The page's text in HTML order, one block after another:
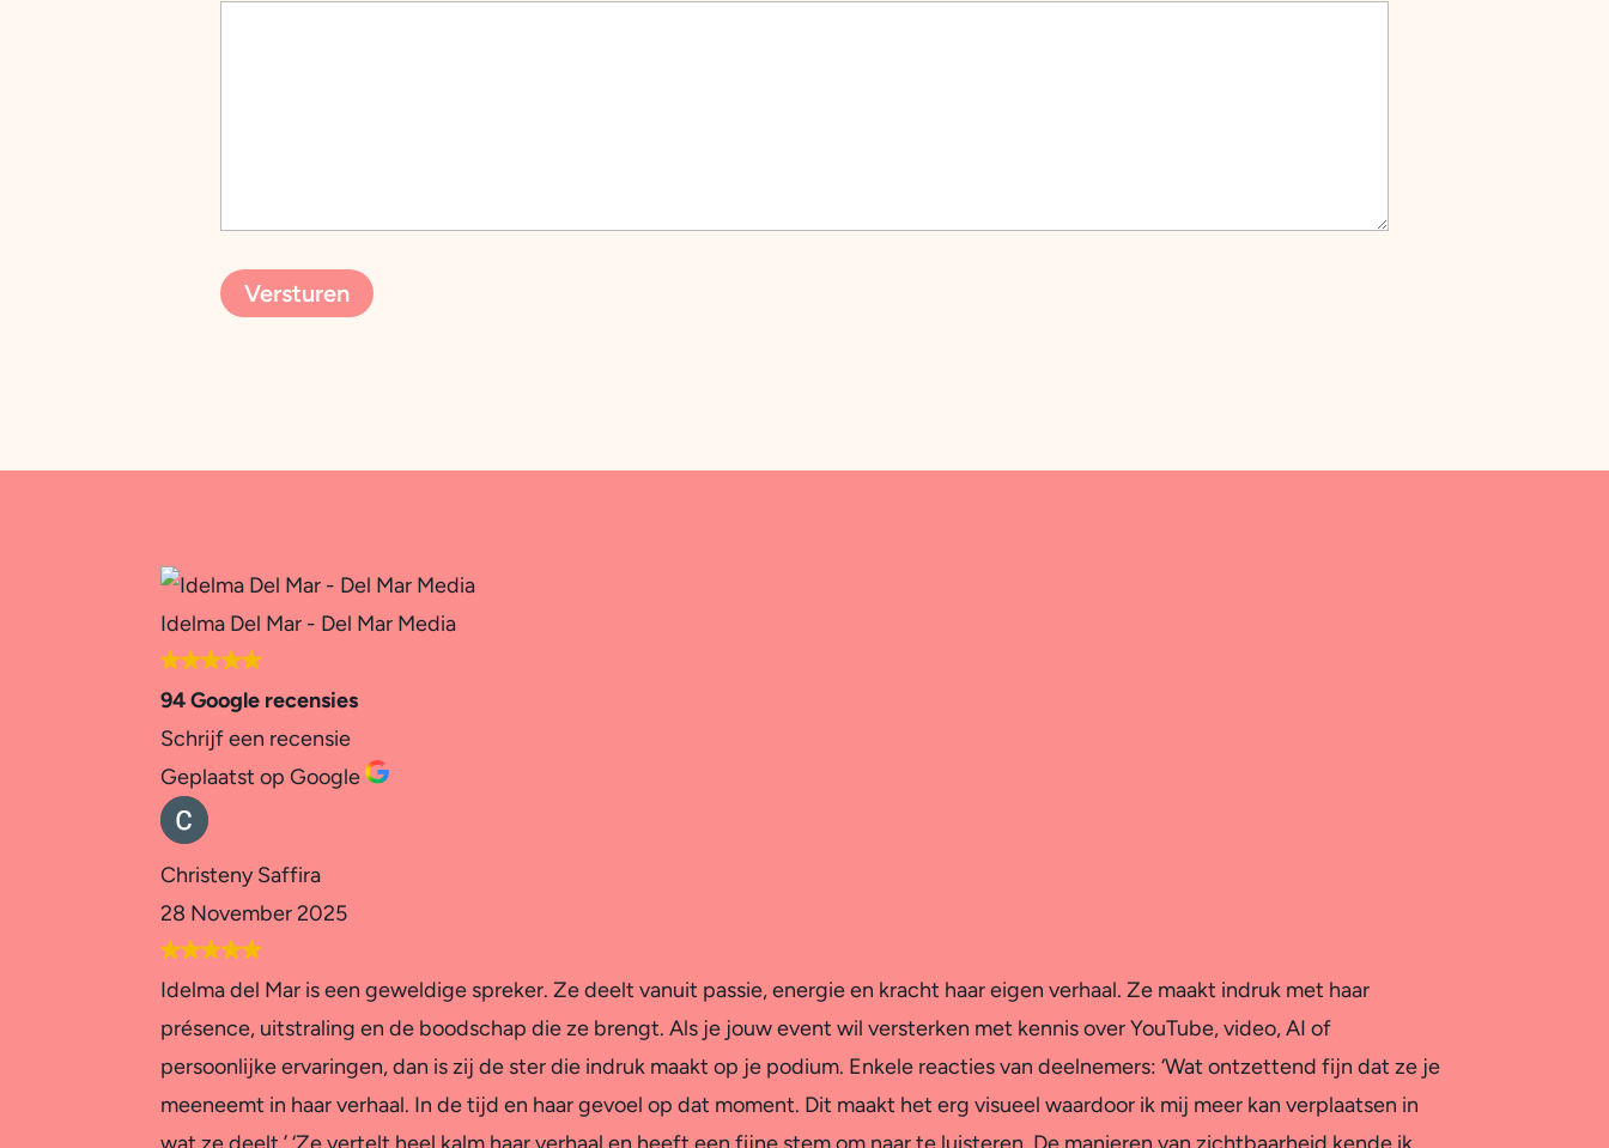
Idelma Del Mar - Del Mar Media
94 Google recensies
Schrijf een recensie
Geplaatst op Google
Christeny Saffira
28 November 2025
Idelma del Mar is een geweldige spreker. Ze deelt vanuit passie, energie en kracht haar eigen verhaal. Ze maakt indruk met haar
présence, uitstraling en de boodschap die ze brengt. Als je jouw event wil versterken met kennis over YouTube, video, AI of
persoonlijke ervaringen, dan is zij de ster die indruk maakt op je podium. Enkele reacties van deelnemers: ‘Wat ontzettend fijn dat ze je
meeneemt in haar verhaal. In de tijd en haar gevoel op dat moment. Dit maakt het erg visueel waardoor ik mij meer kan verplaatsen in